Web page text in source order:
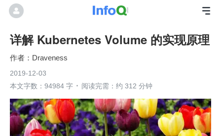
详解 Kubernetes Volume 的实现原理
Draveness
2019-12-03
本文字数：94984 字
阅读完需：约 312 分钟